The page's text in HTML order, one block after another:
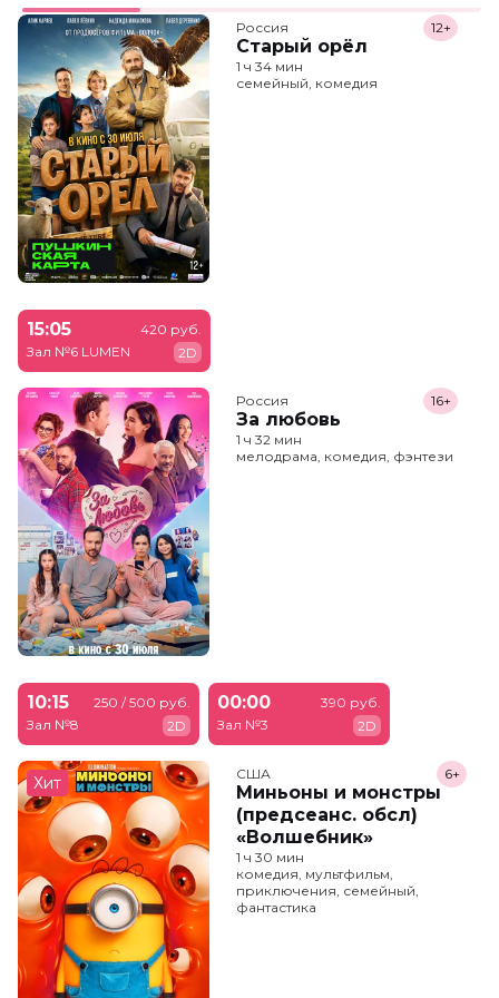
Россия
Старый орёл
12+
1 ч 34 мин
семейный, комедия
15:05
Зал №6 LUMEN
420 руб.
2D
Россия
За любовь
16+
1 ч 32 мин
мелодрама, комедия, фэнтези
10:15
Зал №8
250 / 500 руб.
2D
00:00
Зал №3
390 руб.
2D
Хит США
Миньоны и монстры
(предсеанс. обсл)
«Волшебник»
6+
1 ч 30 мин
комедия, мультфильм,
приключения, семейный,
фантастика